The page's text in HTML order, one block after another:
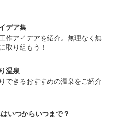
デア集
作アイデアを紹介。無理なく無
取り組もう！
温泉
できるおすすめの温泉をご紹介
いつからいつまで？